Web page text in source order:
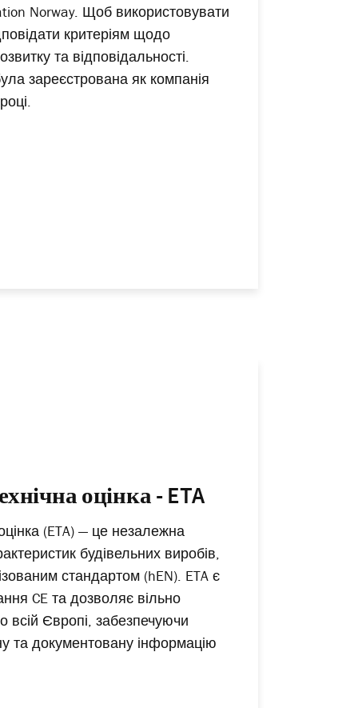
Norway. Щоб використовувати
критеріям щодо
та відповідальності.
зареєстрована як компанія
оцінка - ETA
(ETA) — це незалежна
будівельних виробів,
стандартом (hEN). ETA є
CE та дозволяє вільно
всій Європі, забезпечуючи
та документовану інформацію